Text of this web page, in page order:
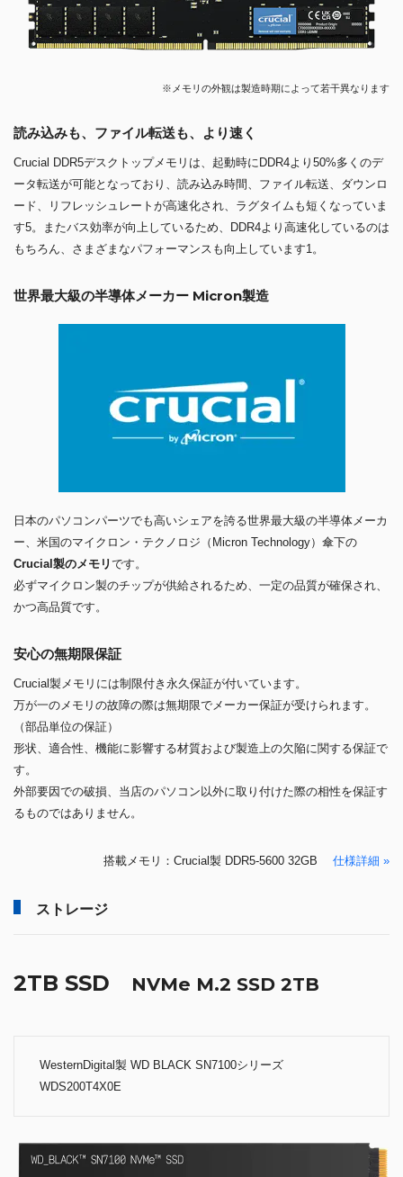
※メモリの外観は製造時期によって若干異なります
読み込みも、ファイル転送も、より速く
Crucial DDR5デスクトップメモリは、起動時にDDR4より50%多くのデ
ータ転送が可能となっており、読み込み時間、ファイル転送、ダウンロ
ード、リフレッシュレートが高速化され、ラグタイムも短くなっていま
す5。またバス効率が向上しているため、DDR4より高速化しているのは
もちろん、さまざまなパフォーマンスも向上しています1。
世界最大級の半導体メーカー Micron製造
日本のパソコンパーツでも高いシェアを誇る世界最大級の半導体メーカ
ー、米国のマイクロン・テクノロジ（Micron Technology）傘下の
Crucial製のメモリです。
必ずマイクロン製のチップが供給されるため、一定の品質が確保され、
かつ高品質です。
安心の無期限保証
Crucial製メモリには制限付き永久保証が付いています。
万が一のメモリの故障の際は無期限でメーカー保証が受けられます。
（部品単位の保証）
形状、適合性、機能に影響する材質および製造上の欠陥に関する保証で
す。
外部要因での破損、当店のパソコン以外に取り付けた際の相性を保証す
るものではありません。
搭載メモリ：Crucial製 DDR5-5600 32GB 仕様詳細 »
ストレージ
2TB SSD NVMe M.2 SSD 2TB
WesternDigital製 WD BLACK SN7100シリーズ
WDS200T4X0E